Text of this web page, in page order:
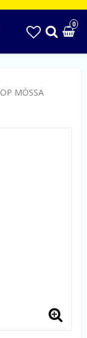
0
OP MÖSSA